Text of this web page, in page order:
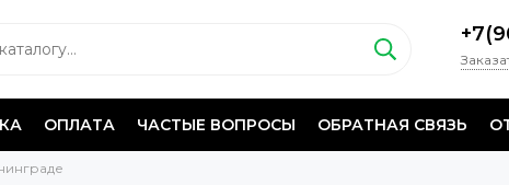
ОПЛАТА ЧАСТЫЕ ВОПРОСЫ ОБРАТНАЯ СВЯЗЬ